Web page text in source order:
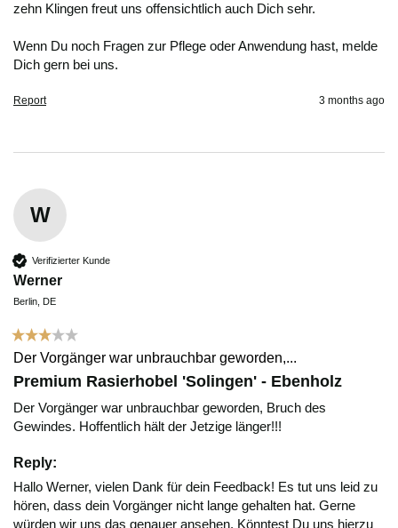
zehn Klingen freut uns offensichtlich auch Dich sehr.
Wenn Du noch Fragen zur Pflege oder Anwendung hast, melde
Dich gern bei uns.
Report 3 months ago
W
Verifizierter Kunde
Werner
Berlin, DE
Der Vorgänger war unbrauchbar geworden,...
Premium Rasierhobel 'Solingen' - Ebenholz
Der Vorgänger war unbrauchbar geworden, Bruch des
Gewindes. Hoffentlich hält der Jetzige länger!!!
Reply:
Hallo Werner, vielen Dank für dein Feedback! Es tut uns leid zu
hören, dass dein Vorgänger nicht lange gehalten hat. Gerne
würden wir uns das genauer ansehen. Könntest Du uns hierzu